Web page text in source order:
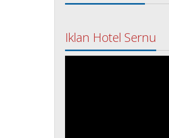
Iklan Hotel Sernu